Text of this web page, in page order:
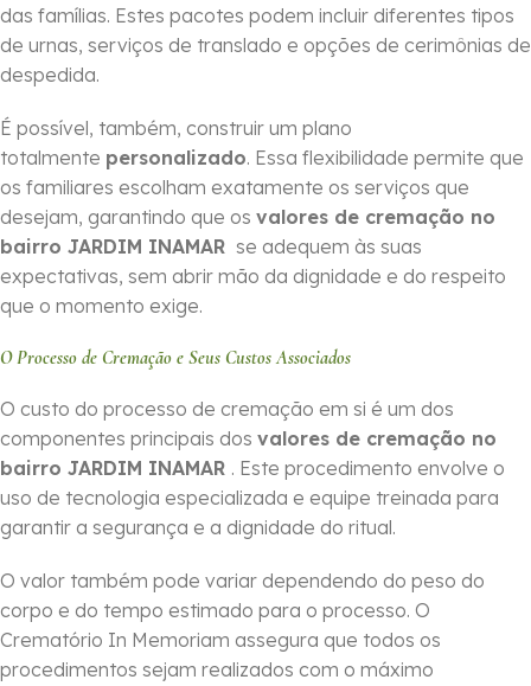
das famílias. Estes pacotes podem incluir diferentes tipos
de urnas, serviços de translado e opções de cerimônias de
despedida.
É possível, também, construir um plano
totalmente personalizado. Essa flexibilidade permite que
os familiares escolham exatamente os serviços que
desejam, garantindo que os valores de cremação no
bairro JARDIM INAMAR se adequem às suas
expectativas, sem abrir mão da dignidade e do respeito
que o momento exige.
O Processo de Cremação e Seus Custos Associados
O custo do processo de cremação em si é um dos
componentes principais dos valores de cremação no
bairro JARDIM INAMAR . Este procedimento envolve o
uso de tecnologia especializada e equipe treinada para
garantir a segurança e a dignidade do ritual.
O valor também pode variar dependendo do peso do
corpo e do tempo estimado para o processo. O
Crematório In Memoriam assegura que todos os
procedimentos sejam realizados com o máximo